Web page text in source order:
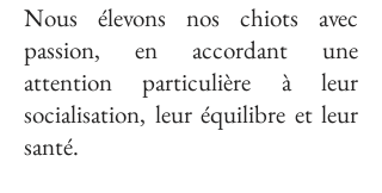
Nous élevons nos chiots avec
passion, en accordant une
attention particulière à leur
socialisation, leur équilibre et leur
santé.